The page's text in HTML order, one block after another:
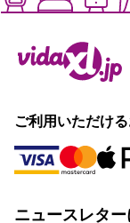
ご利用いただけ
ニュースレタ